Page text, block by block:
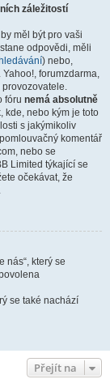
záležitostí
měl být pro vaši
odpovědi, měli
) nebo,
forumzdarma,
fóru nemá absolutně
kde, nebo kým je toto
s jakýmikoliv
komentář
nebo se
Limited týkající se
očekávat, že
nás“, který se
se také nachází
Přejít na